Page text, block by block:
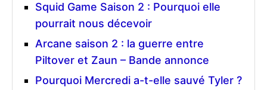
Squid Game Saison 2 : Pourquoi elle
pourrait nous décevoir
Arcane saison 2 : la guerre entre
Piltover et Zaun – Bande annonce
Pourquoi Mercredi a-t-elle sauvé Tyler ?